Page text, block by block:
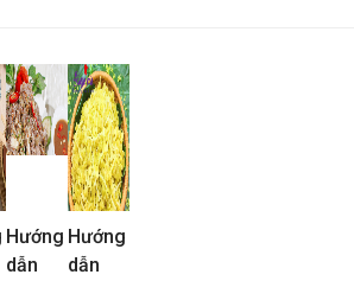
Hướng
dẫn
Hướng
dẫn